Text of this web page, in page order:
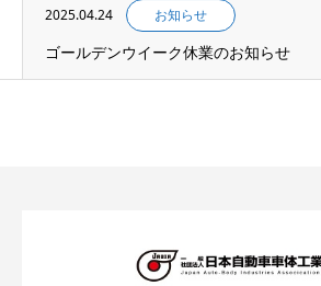
2025.04.24 お知らせ
ゴールデンウイーク休業のお知らせ